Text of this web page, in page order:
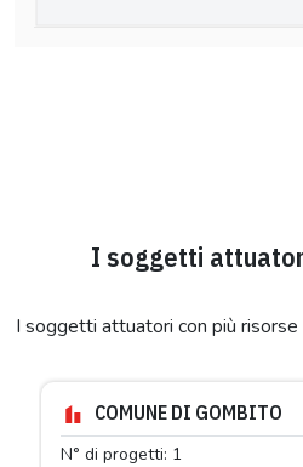
I soggetti
I soggetti attuatori con più
COMUNE DI GOMBITO
N° di progetti: 1